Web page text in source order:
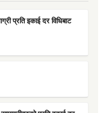
प्रति इकाई दर विधिबाट